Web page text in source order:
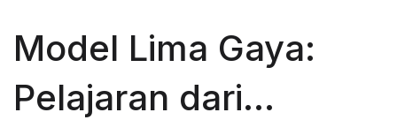
Model Lima Gaya:
Pelajaran dari